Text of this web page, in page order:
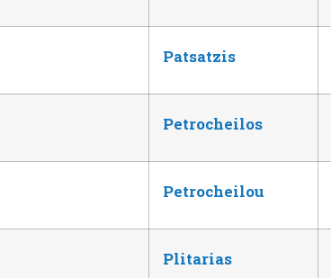
Patsatzis
Petrocheilos
Petrocheilou
Plitarias